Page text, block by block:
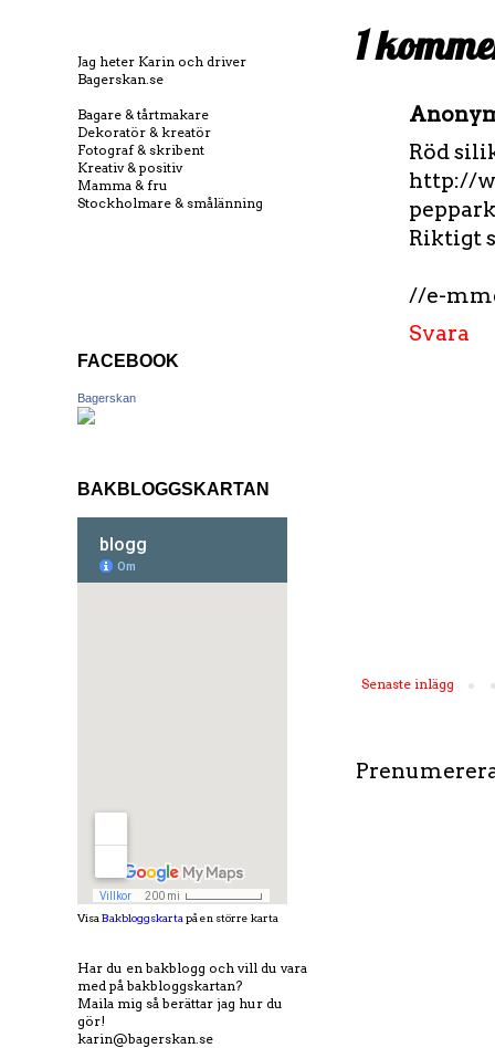
1
Röd
http://
Riktigt
//e-
Svara
Senaste inlägg
Jag heter Karin och driver
Bagerskan.se
Bagare & tårtmakare
Dekoratör & kreatör
Fotograf & skribent
Kreativ & positiv
Mamma & fru
Stockholmare & smålänning
FACEBOOK
Bagerskan
BAKBLOGGSKARTAN
Visa Bakbloggskarta på en större karta
Har du en bakblogg och vill du vara
med på bakbloggskartan?
Maila mig så berättar jag hur du
gör!
karin@bagerskan.se